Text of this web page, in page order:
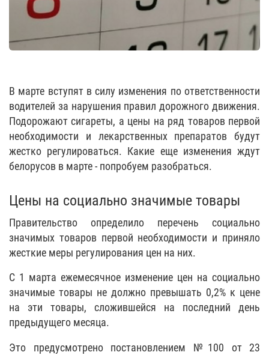
В марте вступят в силу изменения по ответственности
водителей за нарушения правил дорожного движения.
Подорожают сигареты, а цены на ряд товаров первой
необходимости и лекарственных препаратов будут
жестко регулироваться. Какие еще изменения ждут
белорусов в марте - попробуем разобраться.
Цены на социально значимые товары
Правительство определило перечень социально
значимых товаров первой необходимости и приняло
жесткие меры регулирования цен на них.
С 1 марта ежемесячное изменение цен на социально
значимые товары не должно превышать 0,2% к цене
на эти товары, сложившейся на последний день
предыдущего месяца.
Это предусмотрено постановлением №100 от 23